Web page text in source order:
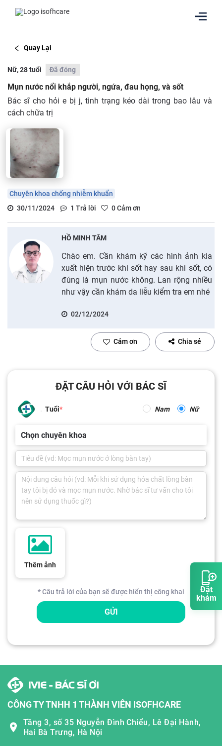
Đặt
khám
Quay Lại
Nữ, 28 tuổi Đã đóng
Mụn nước nổi khắp người, ngứa, đau họng, và sốt
Bác sĩ cho hỏi e bị j, tình trạng kéo dài trong bao lâu và
cách chữa trị
Chuyên khoa chống nhiễm khuẩn
30/11/2024
1 Trả lời 0Cảm ơn
HỒ MINH TÂM
Chào em. Cần khám kỹ các hình ảnh kia
xuất hiện trước khi sốt hay sau khi sốt, có
đúng là mụn nước không. Lan rộng nhiều
như vậy cần khám da liễu kiểm tra em nhé
02/12/2024
Cảm ơn Chia sẻ
ĐẶT CÂU HỎI VỚI BÁC SĨ
Tuổi Nam Nữ
Chọn chuyên khoa
Thêm ảnh
* Câu trả lời của bạn sẽ được hiển thị công khai
GỬI
CÔNG TY TNHH 1 THÀNH VIÊN ISOFHCARE
Tầng 3, số 35 Nguyễn Đình Chiểu, Lê Đại Hành,
Hai Bà Trưng, Hà Nội